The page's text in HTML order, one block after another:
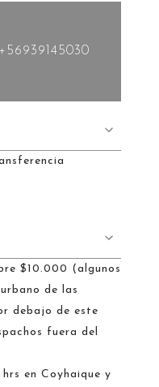
$10.000 (algunos
de las
debajo de este
fuera del
en Coyhaique y